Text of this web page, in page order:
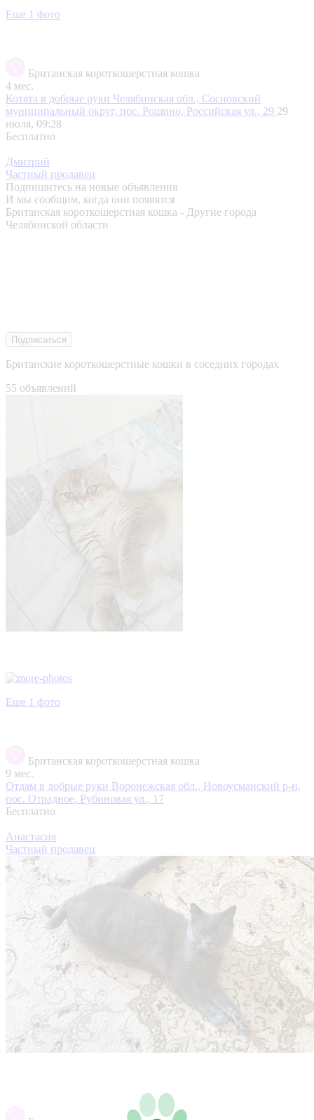
Еще 1 фото
Британская короткошерстная кошка
4 мес.
Котята в добрые руки Челябинская обл., Сосновский
муниципальный округ, пос. Рощино, Российская ул., 29 29
июля, 09:28
Бесплатно
Дмитрий
Частный продавец
Подпишитесь на новые объявления
И мы сообщим, когда они появятся
Британская короткошерстная кошка - Другие города
Челябинской области
Подписаться
Британские короткошерстные кошки в соседних городах
55 объявлений
Еще 1 фото
Британская короткошерстная кошка
9 мес.
Отдам в добрые руки Воронежская обл., Новоусманский р-н,
пос. Отрадное, Рубиновая ул., 17
Бесплатно
Анастасия
Частный продавец